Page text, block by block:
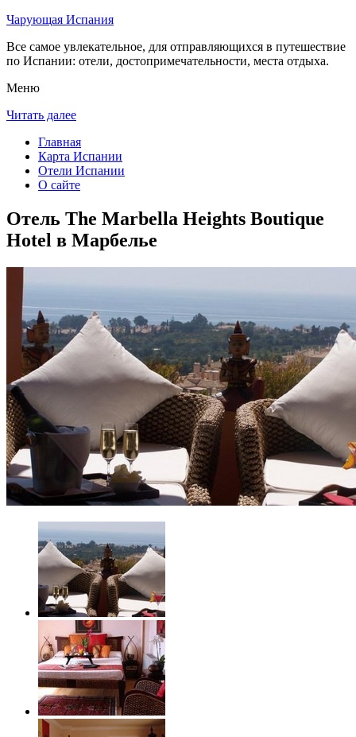
Чарующая Испания
Все самое увлекательное, для отправляющихся в путешествие
по Испании: отели, достопримечательности, места отдыха.
Меню
Читать далее
Главная
Карта Испании
Отели Испании
О сайте
Отель The Marbella Heights Boutique
Hotel в Марбелье